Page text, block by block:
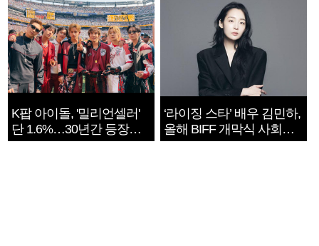
K팝 아이돌, '밀리언셀러'
단 1.6%…30년간 등장
1182개팀 전수조사
‘라이징 스타’ 배우 김민하,
올해 BIFF 개막식 사회자
확정